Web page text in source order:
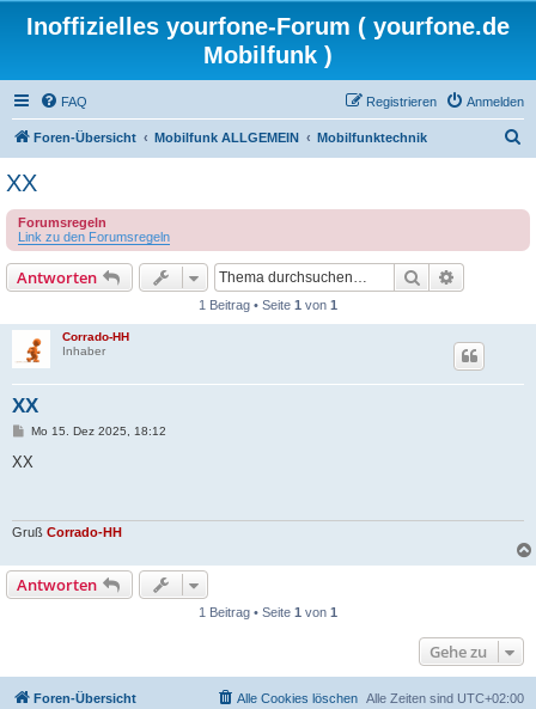
Inoffizielles yourfone-Forum ( yourfone.de
Mobilfunk )
FAQ Anmelden
Registrieren
Foren-Übersicht Mobilfunk ALLGEMEIN Mobilfunktechnik
e
XX
Forumsregeln
Link zu den Forumsregeln
Antworten Suche
1 Beitrag • Seite 1 von 1
Corrado-HH
Inhaber
XX
B
i
Mo 15. Dez 2025, 18:12
XX
Gruß Corrado-HH
Antworten
1 Beitrag • Seite 1 von 1
Gehe zu
Foren-Übersicht Alle Zeiten sind UTC+02:00
Alle Cookies löschen